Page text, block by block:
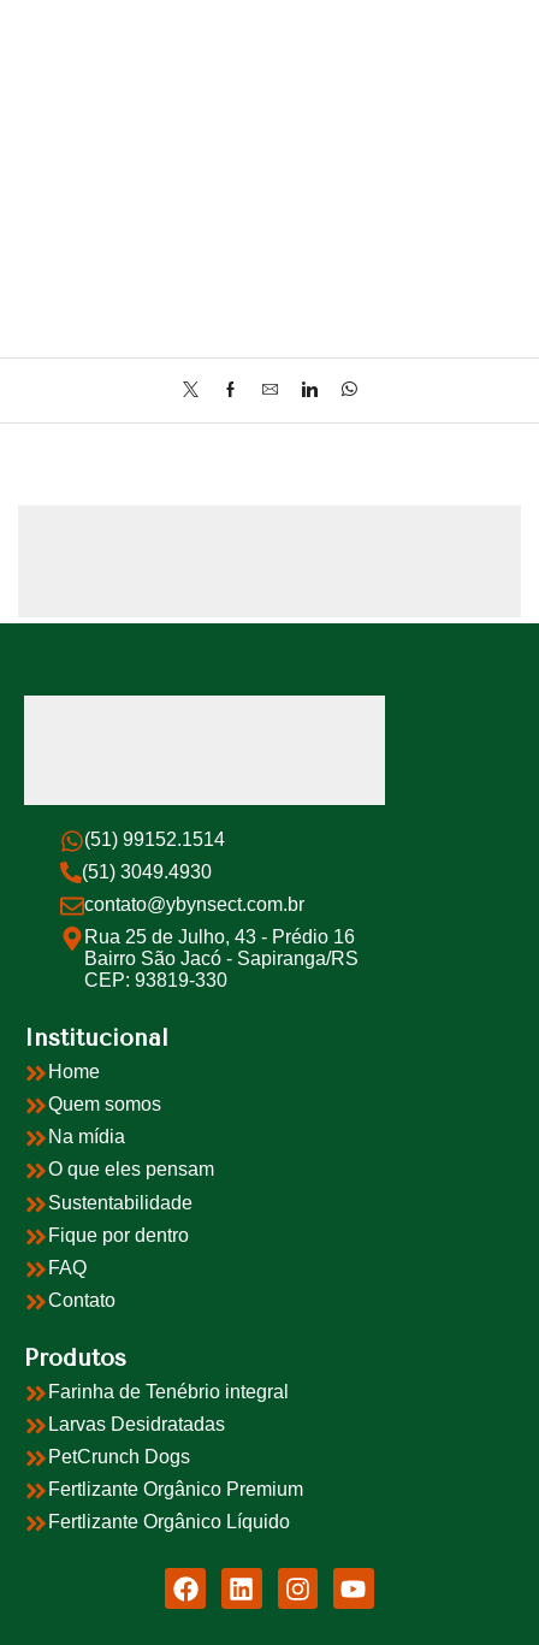
(51) 99152.1514
(51) 3049.4930
contato@ybynsect.com.br
Rua 25 de Julho, 43 - Prédio 16
Bairro São Jacó - Sapiranga/RS
CEP: 93819-330
Institucional
Home
Quem somos
Na mídia
O que eles pensam
Sustentabilidade
Fique por dentro
FAQ
Contato
Produtos
Farinha de Tenébrio integral
Larvas Desidratadas
PetCrunch Dogs
Fertlizante Orgânico Premium
Fertlizante Orgânico Líquido